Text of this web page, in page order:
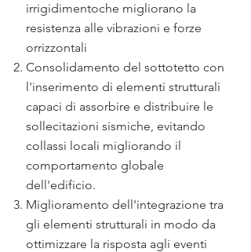
irrigidimentoche migliorano la
resistenza alle vibrazioni e forze
orrizzontali
Consolidamento del sottotetto con
l'inserimento di elementi strutturali
capaci di assorbire e distribuire le
sollecitazioni sismiche, evitando
collassi locali migliorando il
comportamento globale
dell'edificio.
Miglioramento dell'integrazione tra
gli elementi strutturali in modo da
ottimizzare la risposta agli eventi